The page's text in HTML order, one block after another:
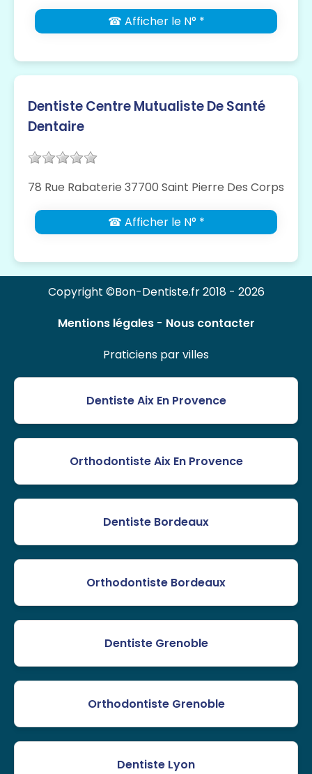
☎ Afficher le N° *
Dentiste Centre Mutualiste De Santé
Dentaire
78 Rue Rabaterie 37700 Saint Pierre Des Corps
☎ Afficher le N° *
Copyright ©Bon-Dentiste.fr 2018 - 2026
Mentions légales- Nous contacter
Praticiens par villes
Dentiste Aix En Provence
Orthodontiste Aix En Provence
Dentiste Bordeaux
Orthodontiste Bordeaux
Dentiste Grenoble
Orthodontiste Grenoble
Dentiste Lyon